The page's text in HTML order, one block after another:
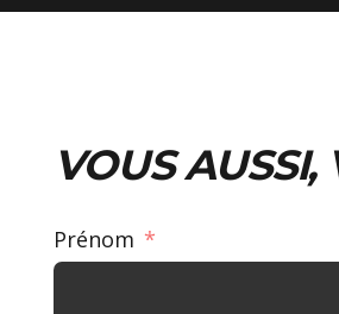
VOUS
Prénom